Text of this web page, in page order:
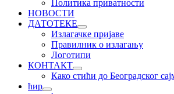
Политика приватности
НОВОСТИ
ДАТОТЕКЕ
Излагачке пријаве
Правилник о излагању
Логотипи
КОНТАКТ
Како стићи до Београдског
ћир